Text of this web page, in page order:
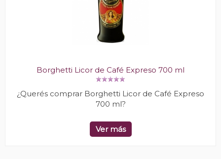
Borghetti Licor de Café Expreso 700 ml
¿Querés comprar Borghetti Licor de Café Expreso
700 ml?
Ver más